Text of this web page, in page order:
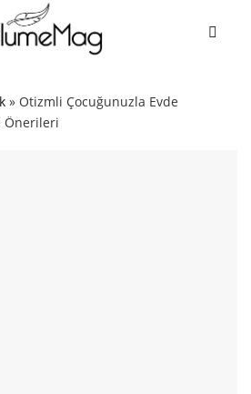
» Otizmli Çocuğunuzla Evde
Önerileri